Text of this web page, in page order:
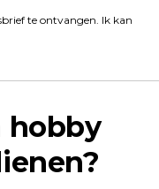
te ontvangen. Ik kan
hobby